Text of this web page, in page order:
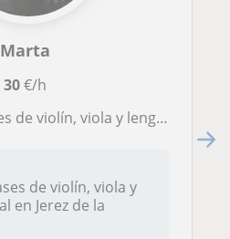
Marta
30€/h
viola y lenguaje musical
de violín, viola y
en Jerez de la